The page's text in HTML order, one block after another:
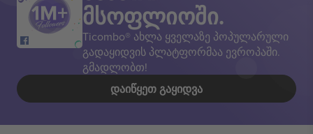
მსოფლიოში.
Ticombo® ახლა ყველაზე პოპულარული
გადაყიდვის პლატფორმაა ევროპაში.
გმადლობთ!
ᲓᲐᲘᲬᲧᲔᲗ ᲒᲐᲧᲘᲓᲕᲐ